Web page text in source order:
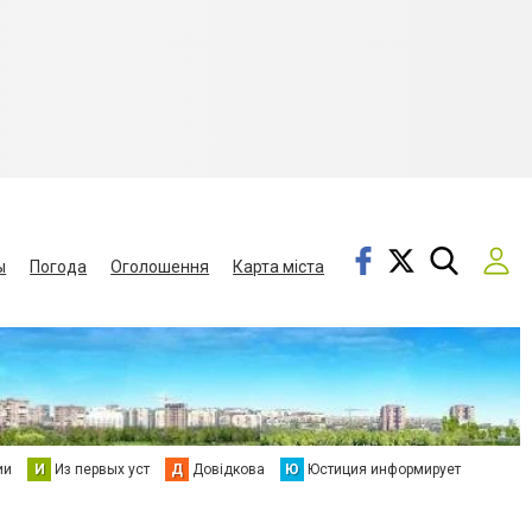
Погода Оголошення
Карта міста
И Из первых уст Д Довідкова Ю Юстиция информирует